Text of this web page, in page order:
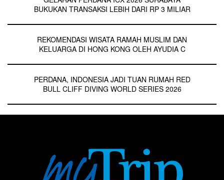
BUKUKAN TRANSAKSI LEBIH DARI RP 3 MILIAR
REKOMENDASI WISATA RAMAH MUSLIM DAN
KELUARGA DI HONG KONG OLEH AYUDIA C
PERDANA, INDONESIA JADI TUAN RUMAH RED
BULL CLIFF DIVING WORLD SERIES 2026